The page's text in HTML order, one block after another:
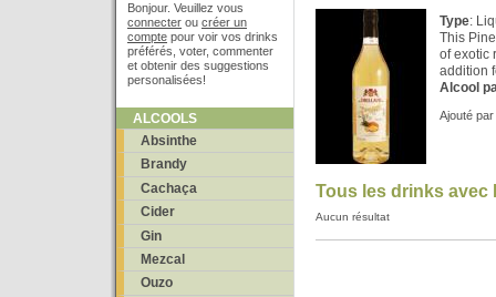
Bonjour. Veuillez vous
connecter ou créer un
compte pour voir vos drinks
préférés, voter, commenter
et obtenir des suggestions
personalisées!
ALCOOLS
Absinthe
Brandy
Cachaça
Cider
Gin
Mezcal
Ouzo
Type:
This
of exotic
addition
Alcool
Ajouté par
Tous les drinks
Aucun résultat